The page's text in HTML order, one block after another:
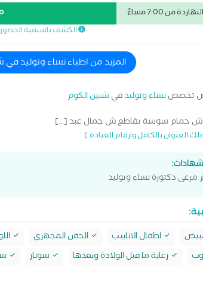
من 7:00 مساءً
الكشف باسبقية الحضور
المزيد من اطباء نساء وتوليد
تخصصنساء وتوليدفي شبين الكوم
حمام سوسة تقاطع ش جمال عبد [...]
العنوان بالكامل وارقام العيادة)
دكتورة نساء وتوليد
اطفال الانابيب الحقن المجهري
رعاية ما قبل الولادة وبعدها سونار